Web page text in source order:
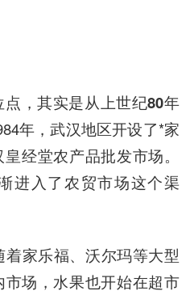
，其实是从上世纪80年
年，武汉地区开设了*家
经堂农产品批发市场。
进入了农贸市场这个渠
家乐福、沃尔玛等大型
场，水果也开始在超市